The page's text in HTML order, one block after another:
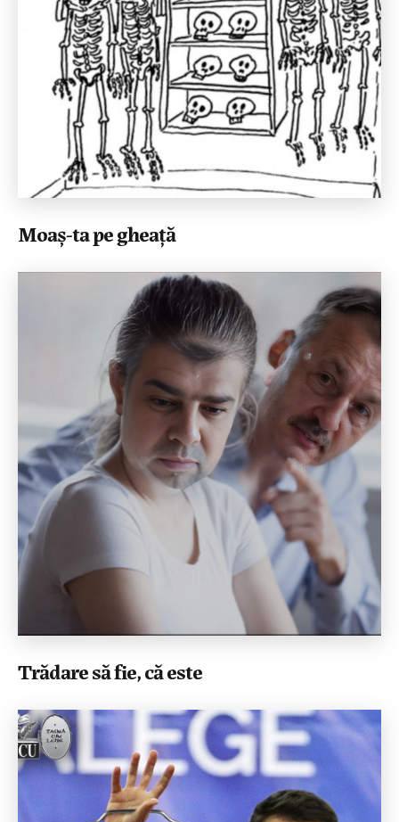
Moaș-ta pe gheață
Trădare să fie, că este